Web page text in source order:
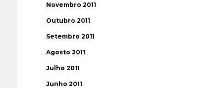
Novembro 2011
Outubro 2011
Setembro 2011
Agosto 2011
Julho 2011
Junho 2011